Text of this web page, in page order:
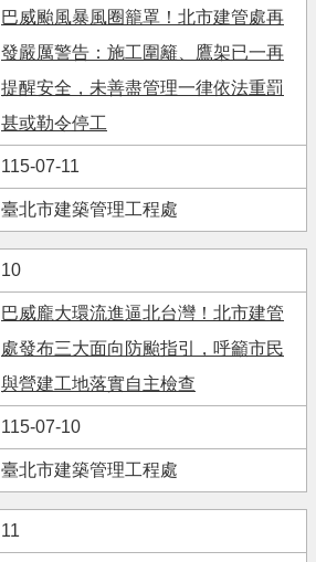
巴威颱風暴風圈籠罩！北市建管處再
發嚴厲警告：施工圍籬、鷹架已一再
提醒安全，未善盡管理一律依法重罰
甚或勒令停工
115-07-11
臺北市建築管理工程處
10
巴威龐大環流進逼北台灣！北市建管
處發布三大面向防颱指引，呼籲市民
與營建工地落實自主檢查
115-07-10
臺北市建築管理工程處
11